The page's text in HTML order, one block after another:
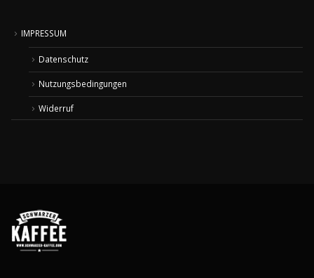
IMPRESSUM
Datenschutz
Nutzungsbedingungen
Widerruf